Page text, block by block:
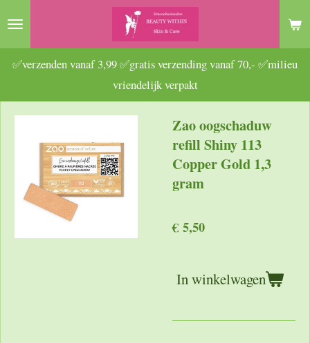
Ga
naar
hoofdinhoud
✅verzenden vanaf 3,99 ✅gratis verzending vanaf 70,- ✅milieu
vriendelijk verpakt
Zao oogschaduw
refill Shiny 113
Copper Gold 1,3
gram
€ 5,50
In winkelwagen